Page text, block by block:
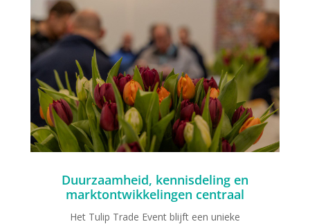
Duurzaamheid, kennisdeling en
marktontwikkelingen centraal
Het Tulip Trade Event blijft een unieke